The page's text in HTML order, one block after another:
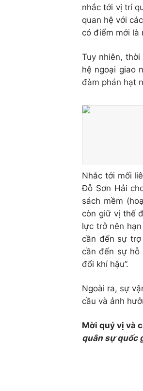
nhắc tới vị trí
quan hệ với
có điểm mới là
Tuy nhiên,
hệ ngoại giao
đàm phán hạt
Nhắc tới mối
Đỗ Sơn Hải
sách mềm
còn giữ vị thế
lực trở nên
cần đến sự
cần đến sự hỗ
đổi khí hậu”.
Ngoài ra, sự
cầu và ảnh
Mời quý vị và
quân sự quốc